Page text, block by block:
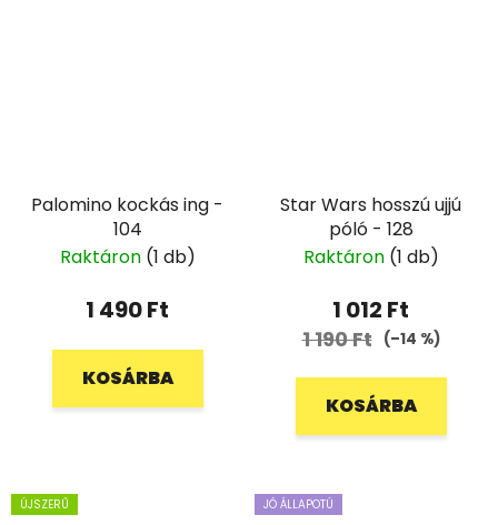
Palomino kockás ing -
104
Raktáron (1 db)
1 490 Ft
KOSÁRBA
Star Wars hosszú ujjú
póló - 128
Raktáron (1 db)
1 012 Ft
1 190 Ft (–14 %)
KOSÁRBA
ÚJSZERŰ JÓ ÁLLAPOTÚ